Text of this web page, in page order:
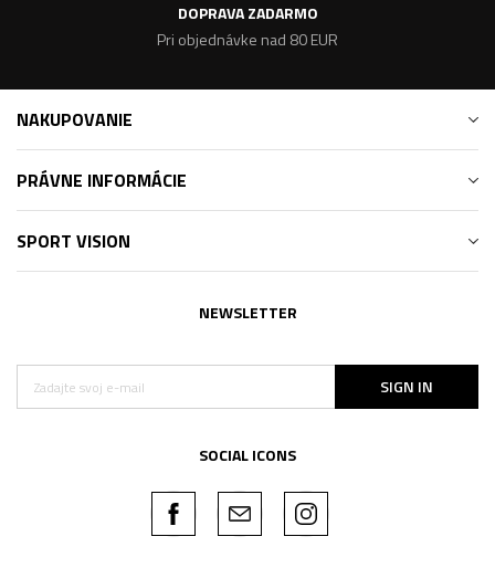
DOPRAVA ZADARMO
Pri objednávke nad 80 EUR
NAKUPOVANIE
PRÁVNE INFORMÁCIE
SPORT VISION
NEWSLETTER
SIGN IN
SOCIAL ICONS